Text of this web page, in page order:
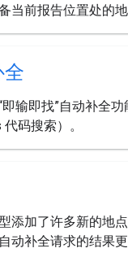
当前报告位置处的地
输即找”自动补全
码搜索）。
添加了许多新的地
动补全请求的结果更